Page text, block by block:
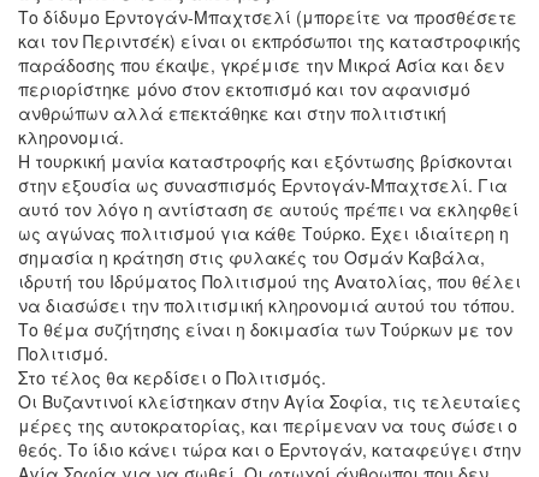
Το δίδυμο Ερντογάν-Μπαχτσελί (μπορείτε να προσθέσετε
και τον Περιντσέκ) είναι οι εκπρόσωποι της καταστροφικής
παράδοσης που έκαψε, γκρέμισε την Μικρά Ασία και δεν
περιορίστηκε μόνο στον εκτοπισμό και τον αφανισμό
ανθρώπων αλλά επεκτάθηκε και στην πολιτιστική
κληρονομιά.
Η τουρκική μανία καταστροφής και εξόντωσης βρίσκονται
στην εξουσία ως συνασπισμός Ερντογάν-Μπαχτσελί. Για
αυτό τον λόγο η αντίσταση σε αυτούς πρέπει να εκληφθεί
ως αγώνας πολιτισμού για κάθε Τούρκο. Έχει ιδιαίτερη η
σημασία η κράτηση στις φυλακές του Οσμάν Καβάλα,
ιδρυτή του Ιδρύματος Πολιτισμού της Ανατολίας, που θέλει
να διασώσει την πολιτισμική κληρονομιά αυτού του τόπου.
Το θέμα συζήτησης είναι η δοκιμασία των Τούρκων με τον
Πολιτισμό.
Στο τέλος θα κερδίσει ο Πολιτισμός.
Οι Βυζαντινοί κλείστηκαν στην Αγία Σοφία, τις τελευταίες
μέρες της αυτοκρατορίας, και περίμεναν να τους σώσει ο
θεός. Το ίδιο κάνει τώρα και ο Ερντογάν, καταφεύγει στην